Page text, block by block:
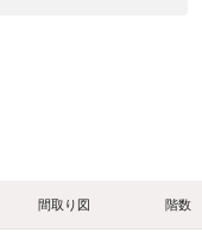
間取り図 階数